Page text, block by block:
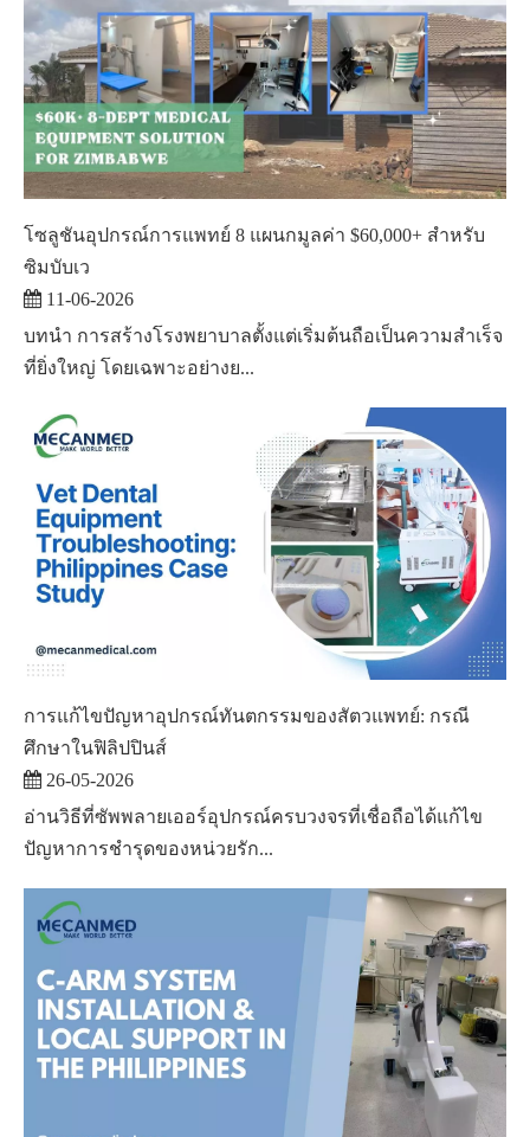
โซลูชันอุปกรณ์การแพทย์ 8 แผนกมูลค่า $60,000+ สำหรับ
ซิมบับเว
11-06-2026
บทนำ การสร้างโรงพยาบาลตั้งแต่เริ่มต้นถือเป็นความสำเร็จ
ที่ยิ่งใหญ่ โดยเฉพาะอย่างย...
การแก้ไขปัญหาอุปกรณ์ทันตกรรมของสัตวแพทย์: กรณี
ศึกษาในฟิลิปปินส์
26-05-2026
อ่านวิธีที่ซัพพลายเออร์อุปกรณ์ครบวงจรที่เชื่อถือได้แก้ไข
ปัญหาการชำรุดของหน่วยรัก...